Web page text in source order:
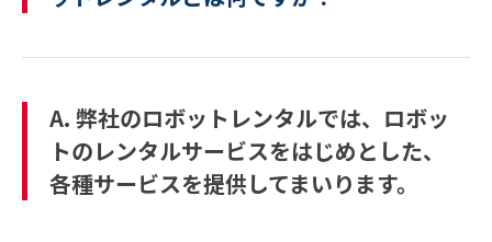
A. 弊社のロボットレンタルでは、ロボッ
トのレンタルサービスをはじめとした、
各種サービスを提供してまいります。